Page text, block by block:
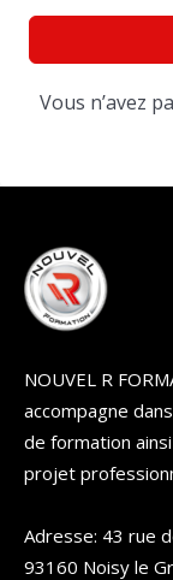
Vous n’avez
NOUVEL R
accompagne
de formation
projet
Adresse: 43 rue
93160 Noisy le